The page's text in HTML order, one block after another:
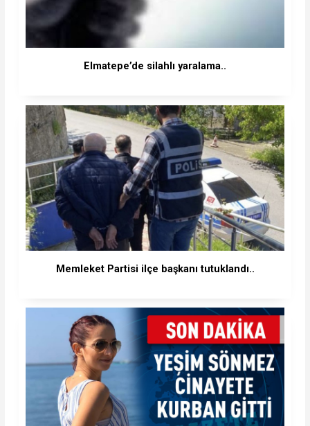
Elmatepe’de silahlı yaralama..
Memleket Partisi ilçe başkanı tutuklandı..